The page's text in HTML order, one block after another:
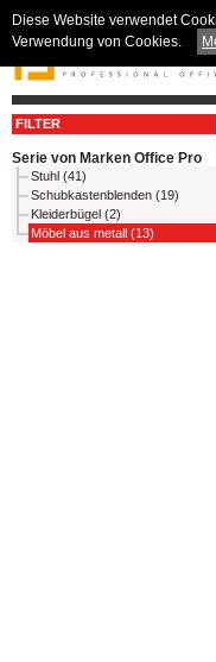
FILTER
Serie von Marken Office Pro
Stuhl (41)
Schubkastenblenden (19)
Kleiderbügel (2)
Möbel aus metall (13)
Diese Website verwendet
Verwendung von Cookies.